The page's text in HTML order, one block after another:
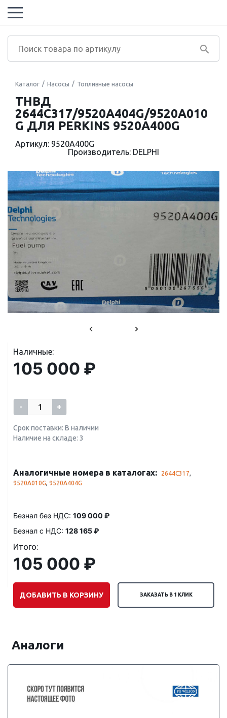
Каталог Насосы Топливные насосы
ТНВД
2644C317/9520A404G/9520A010
G ДЛЯ PERKINS 9520A400G
Артикул: 9520A400G
Производитель: DELPHI
Наличные:
105 000 ₽
- +
Срок поставки: В наличии
Наличие на складе: 3
Аналогичные номера в каталогах: 2644C317,
9520A010G, 9520A404G
Безнал без НДС: 109 000 ₽
Безнал с НДС: 128 165 ₽
Итого:
105 000 ₽
ДОБАВИТЬ В КОРЗИНУ ЗАКАЗАТЬ В 1 КЛИК
Аналоги